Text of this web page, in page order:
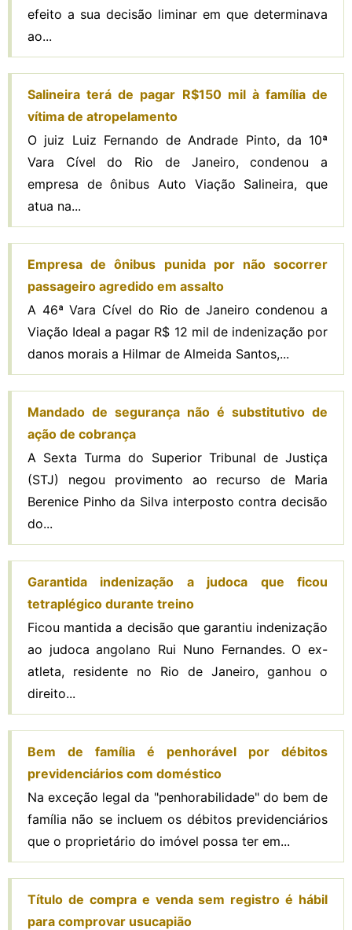
efeito a sua decisão liminar em que determinava
ao...
Salineira terá de pagar R$150 mil à família de
vítima de atropelamento
O juiz Luiz Fernando de Andrade Pinto, da 10ª
Vara Cível do Rio de Janeiro, condenou a
empresa de ônibus Auto Viação Salineira, que
atua na...
Empresa de ônibus punida por não socorrer
passageiro agredido em assalto
A 46ª Vara Cível do Rio de Janeiro condenou a
Viação Ideal a pagar R$ 12 mil de indenização por
danos morais a Hilmar de Almeida Santos,...
Mandado de segurança não é substitutivo de
ação de cobrança
A Sexta Turma do Superior Tribunal de Justiça
(STJ) negou provimento ao recurso de Maria
Berenice Pinho da Silva interposto contra decisão
do...
Garantida indenização a judoca que ficou
tetraplégico durante treino
Ficou mantida a decisão que garantiu indenização
ao judoca angolano Rui Nuno Fernandes. O ex-
atleta, residente no Rio de Janeiro, ganhou o
direito...
Bem de família é penhorável por débitos
previdenciários com doméstico
Na exceção legal da "penhorabilidade" do bem de
família não se incluem os débitos previdenciários
que o proprietário do imóvel possa ter em...
Título de compra e venda sem registro é hábil
para comprovar usucapião